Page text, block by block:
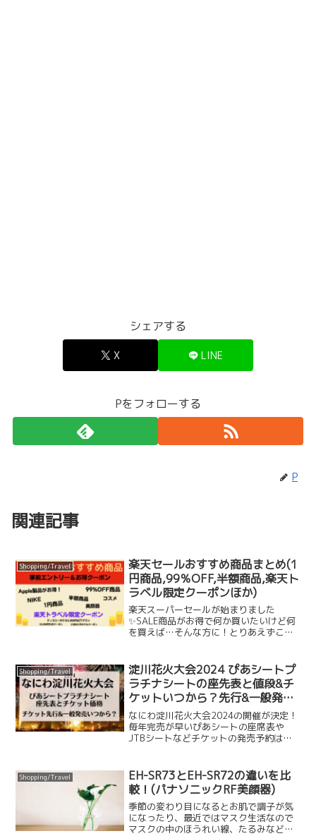
シェアする
X LINE
Pをフォローする
P
関連記事
Shopping/Travel
楽天セールおすすめ商品まとめ(1
円商品,99％OFF,半額商品,楽天ト
ラベル限定クーポンほか)
楽天スーパーセールが始まりました
✨SALE商品がお得で何か買いたいけど何
を買えば…そんな方に！とりあえずこれ
商品を紹介します。ほかに、楽天トラベ
ルのスペシャル限定ク...
Shopping/Travel
淀川花火大会2024 ぴあシートプ
ラチナシートの座先表と値段&チ
ケットいつから？先行&一般発売
の詳細
なにわ淀川花火大会2024の開催が決定！
毎年完売が早いぴあシートの座席表や
JTBシートなどチケットの発売予約はい
トラン
Shopping/Travel
EH-SR73とEH-SR72の違いを比
較！(パナソニックRF美顔器)
季節の変わり目になるとお肌で調子が気
になったり、最近ではマスク生活なので
マスクの中のほうれい線、たるみなど一